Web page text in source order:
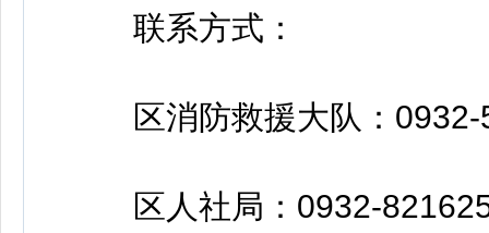
联系方式：
区消防救援大队：0932-
区人社局：0932-